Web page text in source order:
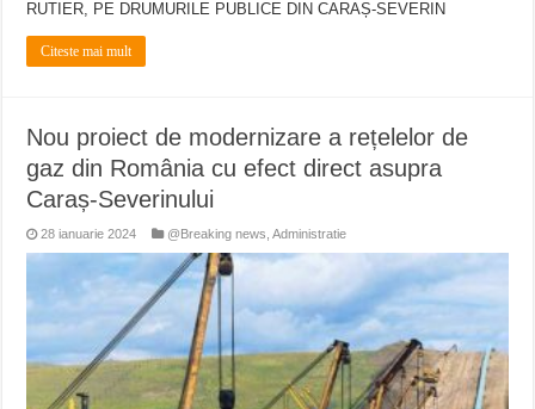
RUTIER, PE DRUMURILE PUBLICE DIN CARAȘ-SEVERIN
Citeste mai mult
Nou proiect de modernizare a rețelelor de
gaz din România cu efect direct asupra
Caraș-Severinului
28 ianuarie 2024 @Breaking news ,Administratie